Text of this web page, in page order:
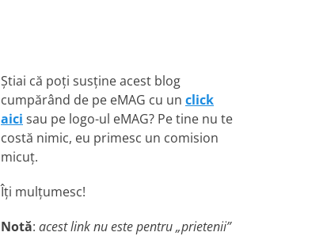
Știai că poți susține acest blog
cumpărând de pe eMAG cu un click
aici sau pe logo-ul eMAG? Pe tine nu te
costă nimic, eu primesc un comision
micuț.
Îți mulțumesc!
Notă: acest link nu este pentru „prietenii”